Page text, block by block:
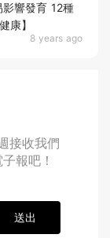
8 years ago
影響發育 12種
康】
接收我們
報吧！
送出